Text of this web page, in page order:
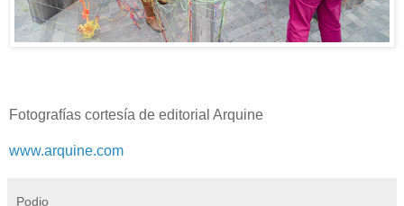
Fotografías cortesía de editorial Arquine
www.arquine.com
Podio